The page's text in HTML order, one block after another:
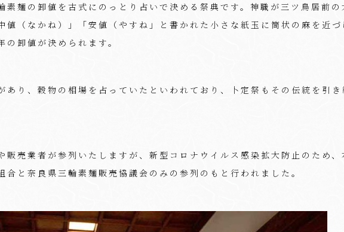
素麺の卸値を古式にのっとり占いで決める祭典です。神職が三ツ鳥居前の
値（なかね）」「安値（やすね」と書かれた小さな紙玉に筒状の麻を近づ
卸値が決められます。
あり、穀物の相場を占っていたといわれており、卜定祭もその伝統を引き
販売業者が参列いたしますが、新型コロナウイルス感染拡大防止のため、
合と奈良県三輪素麺販売協議会のみの参列のもと行われました。